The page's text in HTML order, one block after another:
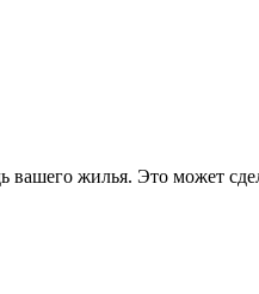
вашего жилья. Это может